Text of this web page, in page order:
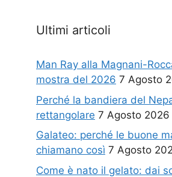
Ultimi articoli
Man Ray alla Magnani-
mostra del 2026 7 Agosto
Perché la bandiera del
rettangolare 7 Agosto 2026
Galateo: perché le buone
chiamano così 7 Agosto
Come è nato il gelato: dai